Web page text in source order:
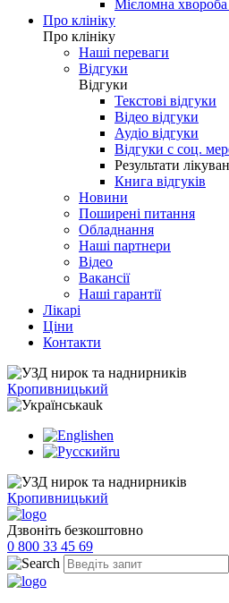
Мієломна
Про клініку
Про клініку
Наші переваги
Відгуки
Відгуки
Текстові відгуки
Відео відгуки
Аудіо відгуки
Відгуки с соц.
Результати
Книга відгуків
Новини
Поширені питання
Обладнання
Наші партнери
Відео
Вакансії
Наші гарантії
Лікарі
Ціни
Контакти
Кропивницький
uk
en
ru
Кропивницький
Дзвоніть безкоштовно
0 800 33 45 69